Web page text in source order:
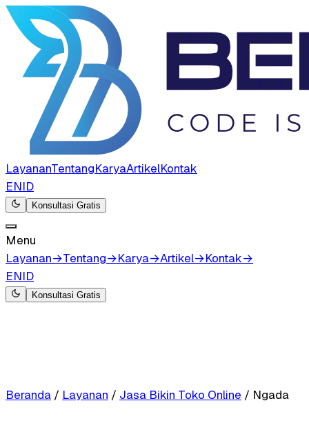
LayananTentangKaryaArtikelKontak
ENID
Konsultasi Gratis
Menu
Layanan→Tentang→Karya→Artikel→Kontak→
ENID
Konsultasi Gratis
Beranda / Layanan / Jasa Bikin Toko Online / Ngada